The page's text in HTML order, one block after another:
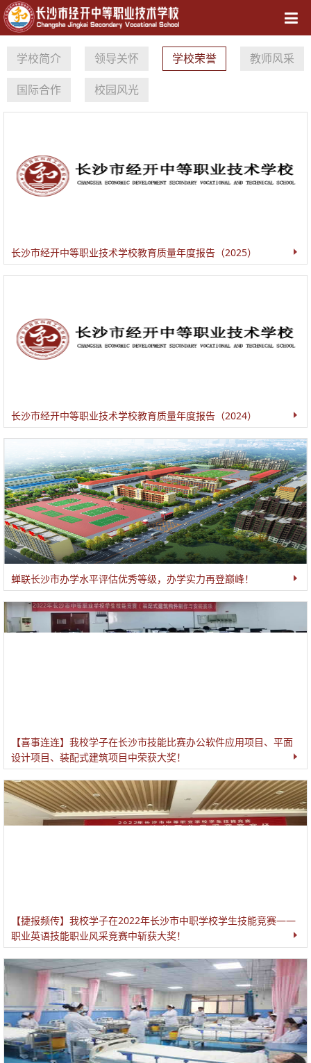
导航
学校简介 领导关怀 学校荣誉 教师风采
国际合作 校园风光
长沙市经开中等职业技术学校教育质量年度报告（2025）
长沙市经开中等职业技术学校教育质量年度报告（2024）
蝉联长沙市办学水平评估优秀等级，办学实力再登巅峰！
【喜事连连】我校学子在长沙市技能比赛办公软件应用项目、平面
设计项目、装配式建筑项目中荣获大奖！
【捷报频传】我校学子在2022年长沙市中职学校学生技能竞赛——
职业英语技能职业风采竞赛中斩获大奖！